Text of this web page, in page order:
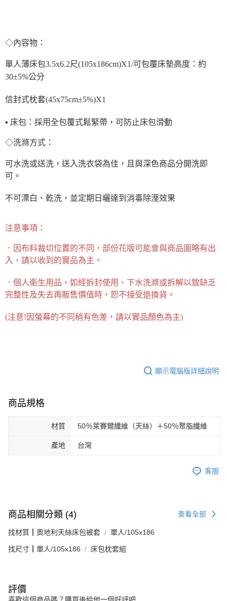
◇內容物：
單人薄床包3.5x6.2尺(105x186cm)X1/可包覆床墊高度：約
30±5%公分
信封式枕套(45x75cm±5%)X1
▪ 床包：採用全包覆式鬆緊帶，可防止床包滑動
◇洗滌方式：
可水洗或送洗，送入洗衣袋為佳，且與深色商品分開洗即
可。
不可漂白、乾洗，並定期日曬達到消毒除溼效果
注意事項：
．因布料裁切位置的不同，部份花版可能會與商品圖略有出
入，請以收到的實品為主。
．個人衛生用品，如經拆封使用、下水洗滌或拆解以致缺乏
完整性及失去再販售價值時，恕不接受退換貨。
(注意!因螢幕的不同稍有色差，請以實品顏色為主)
顯示電腦版詳細說明
商品規格
材質 50％萊賽爾纖維（天絲）＋50％聚脂纖維
產地 台灣
客服
商品相關分類 (4) 查看全部
找材質┃奧地利天絲床包被套 單人/105x186
找尺寸┃單人/105x186 床包枕套組
評價